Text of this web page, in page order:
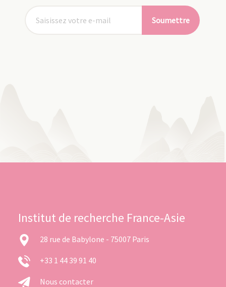
Soumettre
Institut de recherche France-Asie
28 rue de Babylone - 75007 Paris
+33 1 44 39 91 40
Nous contacter